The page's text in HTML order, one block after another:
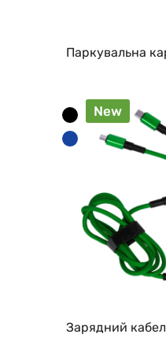
Паркувальна
New
Зарядний